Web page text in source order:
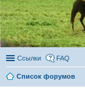
Ссылки FAQ
Список форумов